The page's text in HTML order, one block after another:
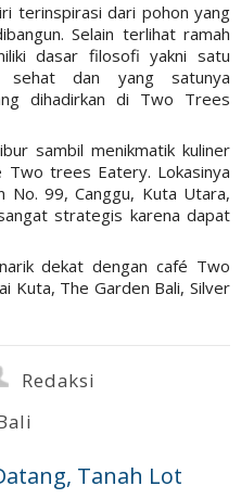
terinspirasi dari pohon yang
Selain terlihat ramah
dasar filosofi yakni satu
sehat dan yang satunya
dihadirkan di Two Trees
sambil menikmatik kuliner
Two trees Eatery. Lokasinya
No. 99, Canggu, Kuta Utara,
strategis karena dapat
dekat dengan café Two
Kuta, The Garden Bali, Silver
Redaksi
Tanah Lot